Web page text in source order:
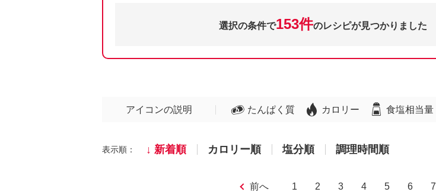
選択の条件で153件のレシピが見つかりました
アイコンの説明 たんぱく質 カロリー 食塩相当量
表示順： 新着順 カロリー順 塩分順 調理時間順
前へ 1 2 3 4 5 6 7